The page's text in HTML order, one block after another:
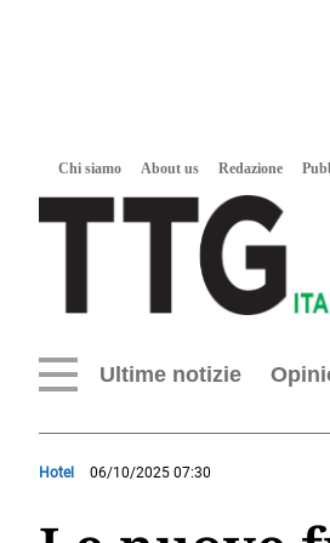
Chi siamo About us Redazione
Ultime notizie
Hotel 06/10/2025 07:30